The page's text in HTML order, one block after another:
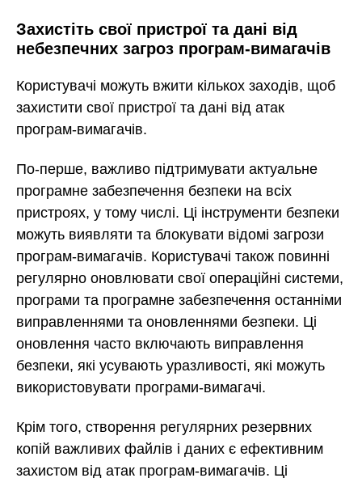
Захистіть свої пристрої та дані від
небезпечних загроз програм-вимагачів
Користувачі можуть вжити кількох заходів, щоб
захистити свої пристрої та дані від атак
програм-вимагачів.
По-перше, важливо підтримувати актуальне
програмне забезпечення безпеки на всіх
пристроях, у тому числі. Ці інструменти безпеки
можуть виявляти та блокувати відомі загрози
програм-вимагачів. Користувачі також повинні
регулярно оновлювати свої операційні системи,
програми та програмне забезпечення останніми
виправленнями та оновленнями безпеки. Ці
оновлення часто включають виправлення
безпеки, які усувають уразливості, які можуть
використовувати програми-вимагачі.
Крім того, створення регулярних резервних
копій важливих файлів і даних є ефективним
захистом від атак програм-вимагачів. Ці